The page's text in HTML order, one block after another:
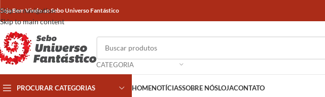
Skip to navigation
Skip to main content
Seja Bem Vindo ao Sebo Universo Fantástico
CATEGORIA
PROCURAR CATEGORIAS HOMENOTÍCIASSOBRE NÓSLOJACONTATO